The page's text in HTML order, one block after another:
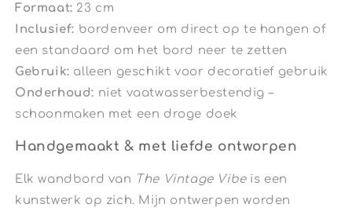
Formaat: 23 cm
Inclusief: bordenveer om direct op te hangen of
een standaard om het bord neer te zetten
Gebruik: alleen geschikt voor decoratief gebruik
Onderhoud: niet vaatwasserbestendig –
schoonmaken met een droge doek
Handgemaakt & met liefde ontworpen
Elk wandbord van The Vintage Vibeis een
kunstwerk op zich. Mijn ontwerpen worden